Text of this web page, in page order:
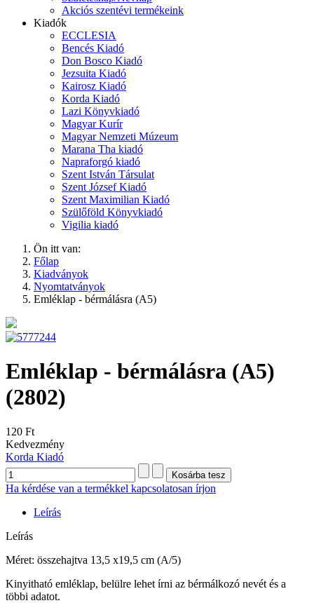
Akciós szentévi termékeink
Kiadók
ECCLESIA
Bencés Kiadó
Don Bosco Kiadó
Jezsuita Kiadó
Kairosz Kiadó
Korda Kiadó
Lazi Könyvkiadó
Magyar Kurír
Magyar Nemzeti Múzeum
Marana Tha kiadó
Napraforgó kiadó
Szent István Társulat
Szent József Kiadó
Szent Maximilian Kiadó
Szülőföld Könyvkiadó
Vigilia kiadó
Ön itt van:
Főlap
Kiadványok
Nyomtatványok
Emléklap - bérmálásra (A5)
Emléklap - bérmálásra (A5)
(2802)
120 Ft
Kedvezmény
Korda Kiadó
Ha kérdése van a termékkel kapcsolatosan írjon
Leírás
Leírás
Méret: összehajtva 13,5 x19,5 cm (A/5)
Kinyitható emléklap, belülre lehet írni az bérmálkozó nevét és a
többi adatot.